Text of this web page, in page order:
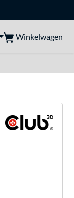
Winkelwagen